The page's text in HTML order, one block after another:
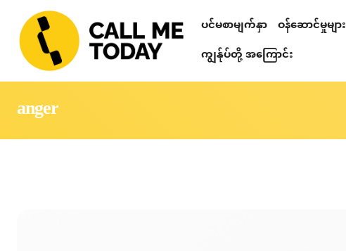
ပင်မစာမျက်နှာ ဝန်ဆောင်မှုများ
ကျွန်ုပ်တို့ အကြောင်း
anger